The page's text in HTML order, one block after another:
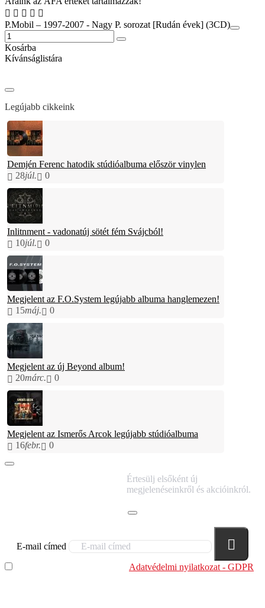
P.Mobil – 1997-2007 - Nagy P. sorozat [Rudán évek] (3CD)
Kosárba
Kívánságlistára
Legújabb cikkeink
Demjén Ferenc hatodik stúdióalbuma először vinylen
28júl. 0
Inlitnment - vadonatúj sötét fém Svájcból!
10júl. 0
Megjelent az F.O.System legújabb albuma hanglemezen!
15máj. 0
Megjelent az új Beyond album!
20márc. 0
Megjelent az Ismerős Arcok legújabb stúdióalbuma
16febr. 0
Értesülj elsőként új
megjelenéseinkről és akcióinkról.
E-mail címed
Adatvédelmi nyilatkozat - GDPR